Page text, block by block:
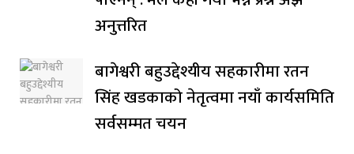
अनुत्तरित
बागेश्वरी बहुउद्देश्यीय सहकारीमा रतन
सिंह खडकाको नेतृत्वमा नयाँ कार्यसमिति
सर्वसम्मत चयन